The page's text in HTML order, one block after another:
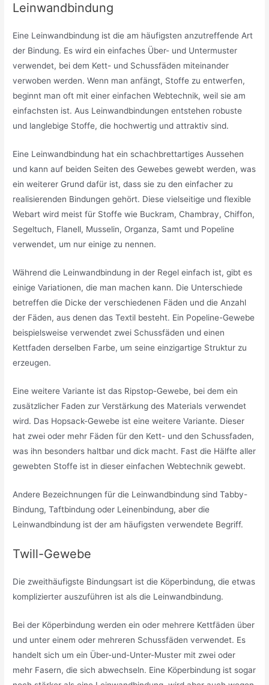
Leinwandbindung
Eine Leinwandbindung ist die am häufigsten anzutreffende Art
der Bindung. Es wird ein einfaches Über- und Untermuster
verwendet, bei dem Kett- und Schussfäden miteinander
verwoben werden. Wenn man anfängt, Stoffe zu entwerfen,
beginnt man oft mit einer einfachen Webtechnik, weil sie am
einfachsten ist. Aus Leinwandbindungen entstehen robuste
und langlebige Stoffe, die hochwertig und attraktiv sind.
Eine Leinwandbindung hat ein schachbrettartiges Aussehen
und kann auf beiden Seiten des Gewebes gewebt werden, was
ein weiterer Grund dafür ist, dass sie zu den einfacher zu
realisierenden Bindungen gehört. Diese vielseitige und flexible
Webart wird meist für Stoffe wie Buckram, Chambray, Chiffon,
Segeltuch, Flanell, Musselin, Organza, Samt und Popeline
verwendet, um nur einige zu nennen.
Während die Leinwandbindung in der Regel einfach ist, gibt es
einige Variationen, die man machen kann. Die Unterschiede
betreffen die Dicke der verschiedenen Fäden und die Anzahl
der Fäden, aus denen das Textil besteht. Ein Popeline-Gewebe
beispielsweise verwendet zwei Schussfäden und einen
Kettfaden derselben Farbe, um seine einzigartige Struktur zu
erzeugen.
Eine weitere Variante ist das Ripstop-Gewebe, bei dem ein
zusätzlicher Faden zur Verstärkung des Materials verwendet
wird. Das Hopsack-Gewebe ist eine weitere Variante. Dieser
hat zwei oder mehr Fäden für den Kett- und den Schussfaden,
was ihn besonders haltbar und dick macht. Fast die Hälfte aller
gewebten Stoffe ist in dieser einfachen Webtechnik gewebt.
Andere Bezeichnungen für die Leinwandbindung sind Tabby-
Bindung, Taftbindung oder Leinenbindung, aber die
Leinwandbindung ist der am häufigsten verwendete Begriff.
Twill-Gewebe
Die zweithäufigste Bindungsart ist die Köperbindung, die etwas
komplizierter auszuführen ist als die Leinwandbindung.
Bei der Köperbindung werden ein oder mehrere Kettfäden über
und unter einem oder mehreren Schussfäden verwendet. Es
handelt sich um ein Über-und-Unter-Muster mit zwei oder
mehr Fasern, die sich abwechseln. Eine Köperbindung ist sogar